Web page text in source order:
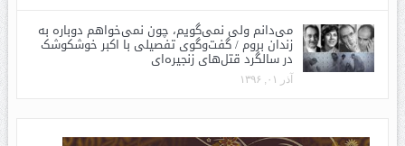
می‌دانم ولی نمی‌گویم، چون نمی‌خواهم دوباره به
زندان بروم / گفت‌وگوی تفصیلی با اکبر خوشکوشک
در سالگرد قتل‌های زنجیره‌ای
آذر ۰۱, ۱۳۹۶